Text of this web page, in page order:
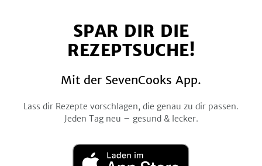
FacebookTwitterPinterestInstagramYouTube
SPAR DIR DIE
REZEPTSUCHE!
Mit der SevenCooks App.
Lass dir Rezepte vorschlagen, die genau zu dir passen.
Jeden Tag neu – gesund & lecker.
Laden